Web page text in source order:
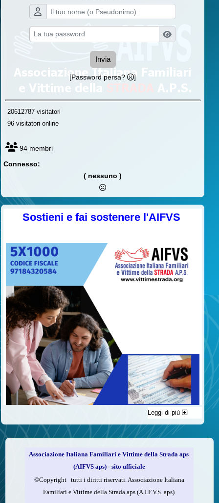
Invia
[Password persa? ]
20612787 visitatori
96 visitatori online
94 membri
Connesso:
( nessuno )
Sostieni e fai sostenere l'AIFVS
C'è un modo di contribuire alle attività dell’A.I.F.V.S. a favore
delle vittime della strada e per dare giustizia ai superstiti ed ai
loro familiari che non costa nulla: devolvere il 5 per mille della
Compila la scheda CUD o del modello 730.
Firma nel riquadro indicato come “Sostegno delle
Leggi di più
Associazione Italiana Familiari e Vittime della Strada aps
(AIFVS aps) - sito ufficiale
©​Copyright tutti i diritti riservati. Associazione Italiana
Familiari e Vittime della Strada aps (A.I.F.V.S. aps)